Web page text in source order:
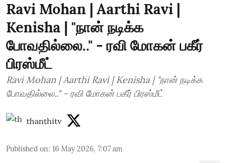
Ravi Mohan | Aarthi Ravi |
Kenisha | "நான் நடிக்க
போவதில்லை.." - ரவி மோகன் பகீர்
பிரஸ்மீட்
Ravi Mohan | Aarthi Ravi | Kenisha | "நான் நடிக்க
போவதில்லை.." - ரவி மோகன் பகீர் பிரஸ்மீட்
thanthitv
Published on: 16 May 2026, 7:07 am